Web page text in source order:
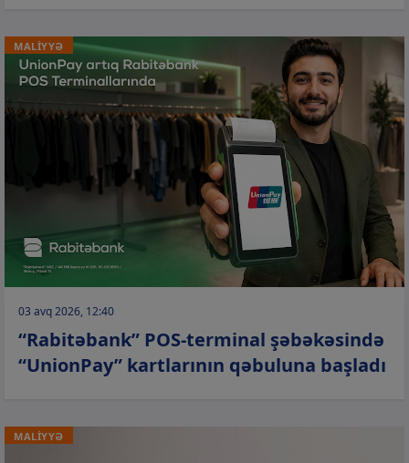
MALİYYƏ
03 avq 2026, 12:40
“Rabitəbank” POS-terminal şəbəkəsində
“UnionPay” kartlarının qəbuluna başladı
MALİYYƏ